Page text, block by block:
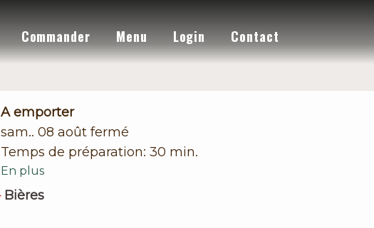
Commander Menu Login Contact
A emporter
sam.. 08 aoûtfermé
Temps de préparation: 30 min.
En plus
Bières